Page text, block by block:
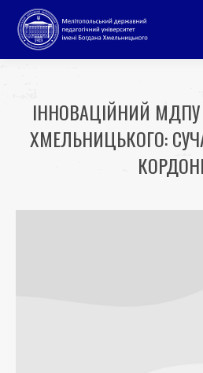
ІННОВАЦІЙНИЙ МДПУ
ХМЕЛЬНИЦЬКОГО: